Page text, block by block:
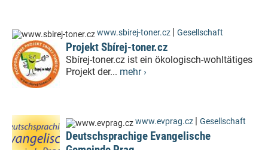
www.sbirej-toner.cz | Gesellschaft
Projekt Sbírej-toner.cz
Sbírej-toner.cz ist ein ökologisch-wohltätiges
Projekt der... mehr ›
www.evprag.cz | Gesellschaft
Deutschsprachige Evangelische